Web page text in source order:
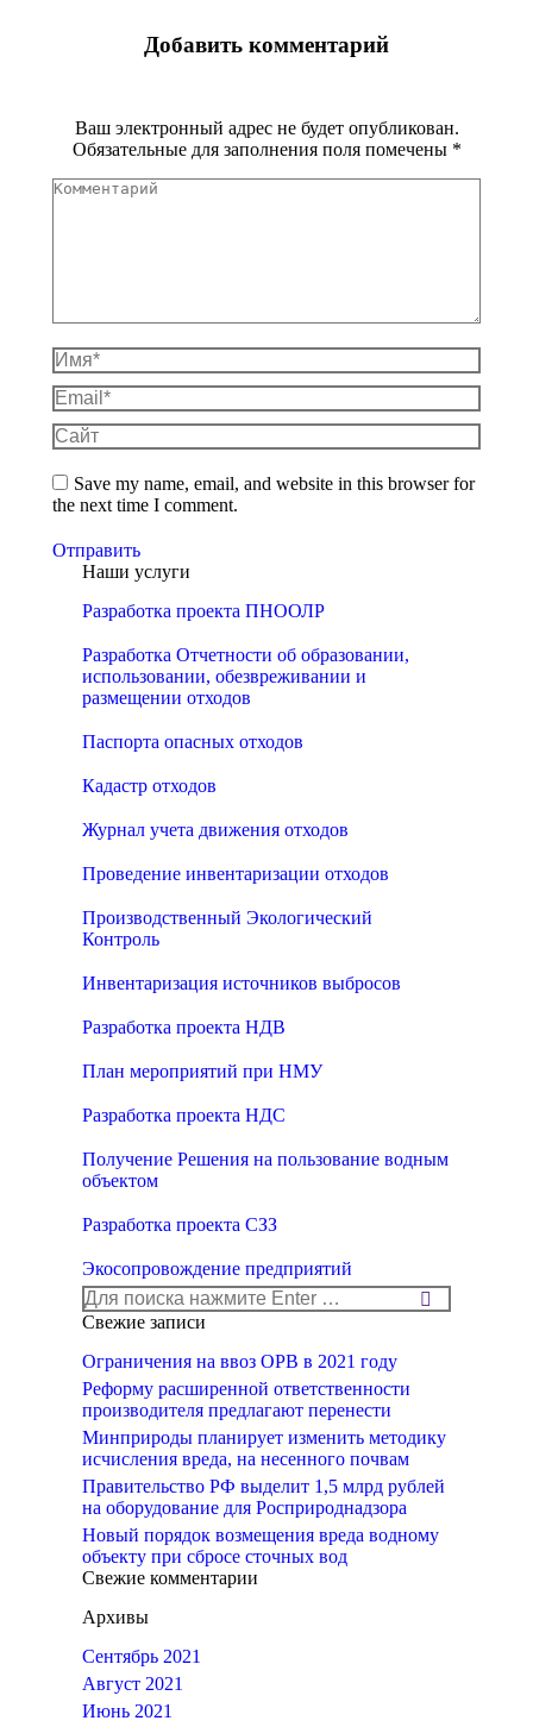
Добавить комментарий
Ваш электронный адрес не будет опубликован.
Обязательные для заполнения поля помечены *
Комментарий
Имя *
Email *
Сайт
Save my name, email, and website in this browser for
the next time I comment.
Отправить
Наши услуги
Разработка проекта ПНООЛР
Разработка Отчетности об образовании,
использовании, обезвреживании и
размещении отходов
Паспорта опасных отходов
Кадастр отходов
Журнал учета движения отходов
Проведение инвентаризации отходов
Производственный Экологический
Контроль
Инвентаризация источников выбросов
Разработка проекта НДВ
План мероприятий при НМУ
Разработка проекта НДС
Получение Решения на пользование водным
объектом
Разработка проекта СЗЗ
Экосопровождение предприятий
Поиск:
Свежие записи
Ограничения на ввоз ОРВ в 2021 году
Реформу расширенной ответственности
производителя предлагают перенести
Минприроды планирует изменить методику
исчисления вреда, на несенного почвам
Правительство РФ выделит 1,5 млрд рублей
на оборудование для Росприроднадзора
Новый порядок возмещения вреда водному
объекту при сбросе сточных вод
Свежие комментарии
Архивы
Сентябрь 2021
Август 2021
Июнь 2021